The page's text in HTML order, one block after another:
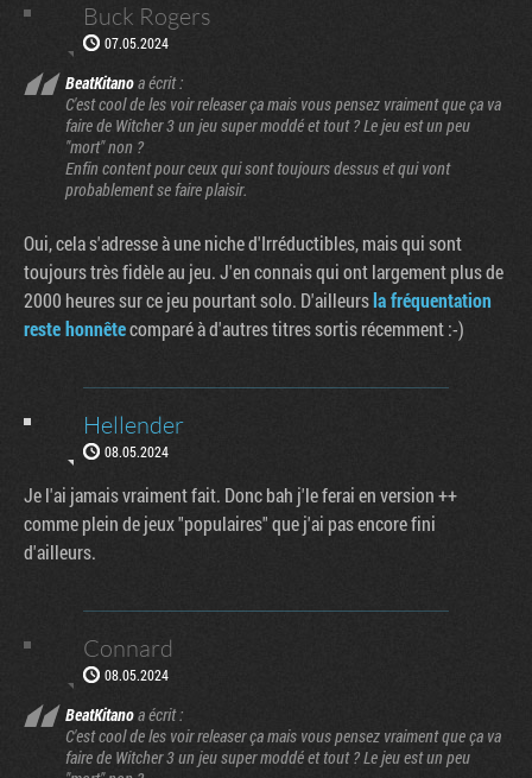
Buck Rogers
07.05.2024
BeatKitanoa écrit :
C'est cool de les voir releaser ça mais vous pensez vraiment que ça va
faire de Witcher 3 un jeu super moddé et tout ? Le jeu est un peu
"mort" non ?
Enfin content pour ceux qui sont toujours dessus et qui vont
probablement se faire plaisir.
Oui, cela s'adresse à une niche d'Irréductibles, mais qui sont
toujours très fidèle au jeu. J'en connais qui ont largement plus de
2000 heures sur ce jeu pourtant solo. D'ailleursla fréquentation
reste honnêtecomparé à d'autres titres sortis récemment :-)
Hellender
08.05.2024
Je l'ai jamais vraiment fait. Donc bah j'le ferai en version ++
comme plein de jeux "populaires" que j'ai pas encore fini
d'ailleurs.
Connard
08.05.2024
BeatKitanoa écrit :
C'est cool de les voir releaser ça mais vous pensez vraiment que ça va
faire de Witcher 3 un jeu super moddé et tout ? Le jeu est un peu